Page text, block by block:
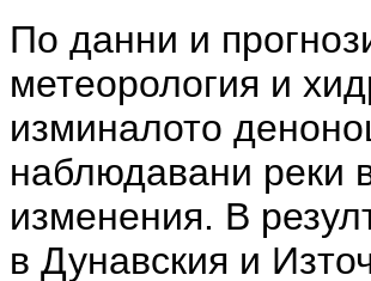
По данни и
метеорология и
изминалото
наблюдавани реки
изменения. В
в Дунавския и